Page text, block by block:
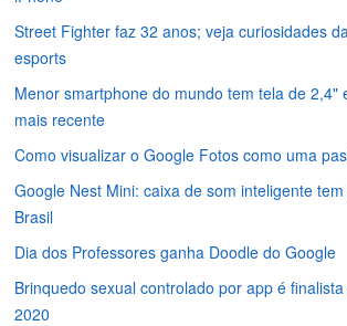
Street Fighter faz 32 anos; veja curiosidades
esports
Menor smartphone do mundo tem tela de 2,4"
mais recente
Como visualizar o Google Fotos como uma
Google Nest Mini: caixa de som inteligente
Brasil
Dia dos Professores ganha Doodle do Google
Brinquedo sexual controlado por app é
2020